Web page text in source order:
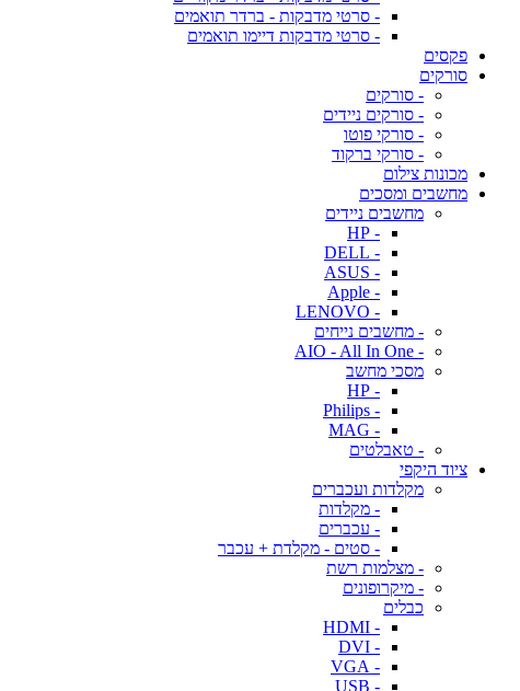
- סרטי מדבקות - ברדר תואמים
- סרטי מדבקות דיימו תואמים
פקסים
סורקים
- סורקים
- סורקים ניידים
- סורקי פוטו
- סורקי ברקוד
מכונות צילום
מחשבים ומסכים
מחשבים ניידים
- HP
- DELL
- ASUS
- Apple
- LENOVO
- מחשבים נייחים
- AIO - All In One
מסכי מחשב
- HP
- Philips
- MAG
- טאבלטים
ציוד היקפי
מקלדות ועכברים
- מקלדות
- עכברים
- סטים - מקלדת + עכבר
- מצלמות רשת
- מיקרופונים
כבלים
- HDMI
- DVI
- VGA
- USB